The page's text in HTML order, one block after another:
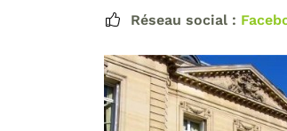
 Réseau social :